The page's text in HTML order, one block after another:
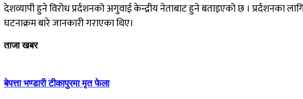
देशव्यापी हुने विरोध प्रर्दशनको अगुवाई केन्द्रीय नेताबाट हुने बताइएको छ ।
घटनाक्रम बारे जानकारी गराएका थिए।
ताजा खबर
बेपत्ता भण्डारी टीकापुरमा मृत फेला